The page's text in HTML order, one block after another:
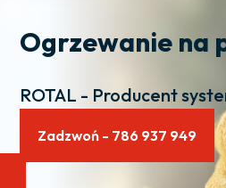
Ogrzewanie na
ROTAL - Producent
Zadzwoń - 786 937 949